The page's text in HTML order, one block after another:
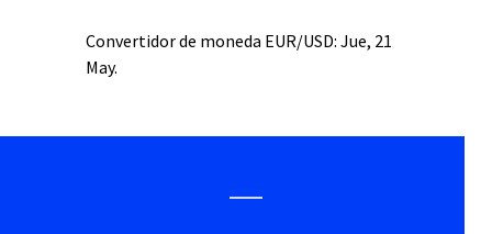
Convertidor de moneda EUR/USD: Jue, 21
May.